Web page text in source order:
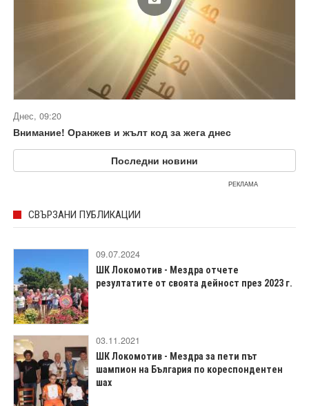
Днес, 09:20
Внимание! Оранжев и жълт код за жега днес
Последни новини
РЕКЛАМА
СВЪРЗАНИ ПУБЛИКАЦИИ
09.07.2024
ШК Локомотив - Мездра отчете
резултатите от своята дейност през 2023 г.
03.11.2021
ШК Локомотив - Мездра за пети път
шампион на България по кореспондентен
шах